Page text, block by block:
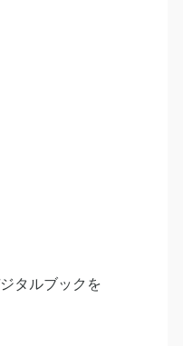
タルブックを